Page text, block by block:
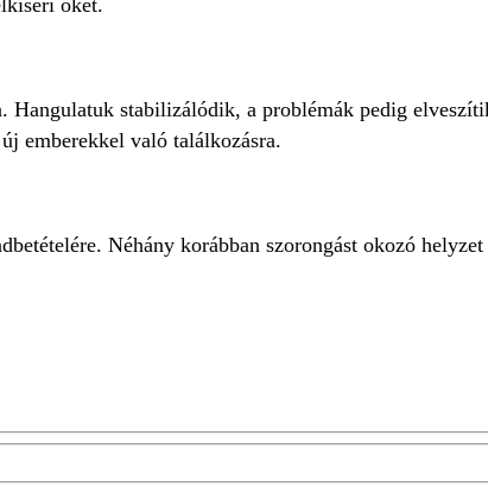
stabilizálódik, a problémák pedig
emberekkel való találkozásra.
Néhány korábban szorongást okozó